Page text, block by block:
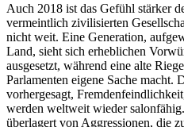
Auch 2018 ist das Gefühl stärker
vermeintlich zivilisierten
nicht weit. Eine Generation,
Land, sieht sich erheblichen
ausgesetzt, während eine alte
Parlamenten eigene Sache
vorhergesagt,
werden weltweit wieder
überlagert von Aggressionen, die